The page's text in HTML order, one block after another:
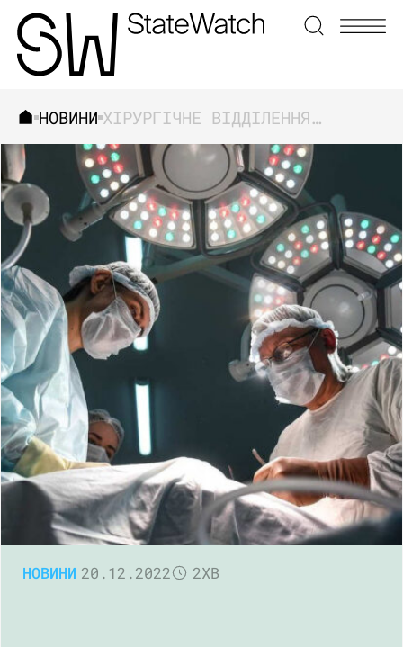
ЗНАЙТИ
НОВИНИ ХІРУРГІЧНЕ ВІДДІЛЕННЯ ЧЕРНІГІВСЬКОЇ ОБЛАСНОЇ ЛІКАРНІ ПОТРЕБУЄ 10 МЛН ГРН ПРОЄКТУ UNITED24 НА КАПІТАЛЬНИЙ РЕМОНТ УШКОДЖЕНЬ ВНАСЛІДОК ВІЙНИ
НОВИНИ 20.12.2022 2ХВ